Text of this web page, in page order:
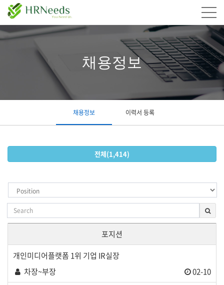
채용정보
채용정보 이력서 등록
전체(1,414)
포지션
개인미디어플랫폼 1위 기업 IR실장
차장~부장
02-10